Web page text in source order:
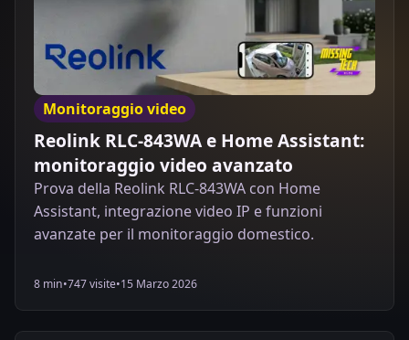
Monitoraggio video
Reolink RLC-843WA e Home Assistant:
monitoraggio video avanzato
Prova della Reolink RLC-843WA con Home
Assistant, integrazione video IP e funzioni
avanzate per il monitoraggio domestico.
8 min•747 visite•15 Marzo 2026